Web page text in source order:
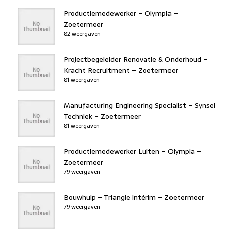
Productiemedewerker – Olympia –
Zoetermeer
82 weergaven
Projectbegeleider Renovatie & Onderhoud –
Kracht Recruitment – Zoetermeer
81 weergaven
Manufacturing Engineering Specialist – Synsel
Techniek – Zoetermeer
81 weergaven
Productiemedewerker Luiten – Olympia –
Zoetermeer
79 weergaven
Bouwhulp – Triangle intérim – Zoetermeer
79 weergaven